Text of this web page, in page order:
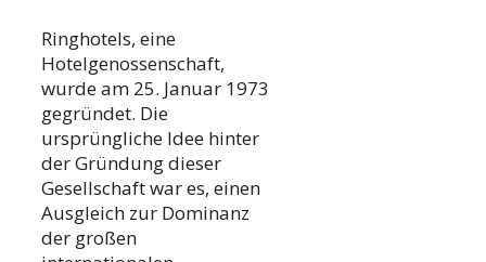
Ringhotels, eine
Hotelgenossenschaft,
wurde am 25. Januar 1973
gegründet. Die
ursprüngliche Idee hinter
der Gründung dieser
Gesellschaft war es, einen
Ausgleich zur Dominanz
der großen